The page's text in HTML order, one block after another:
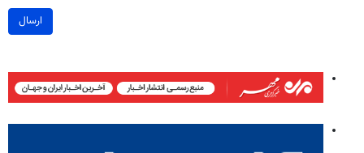
ارسال